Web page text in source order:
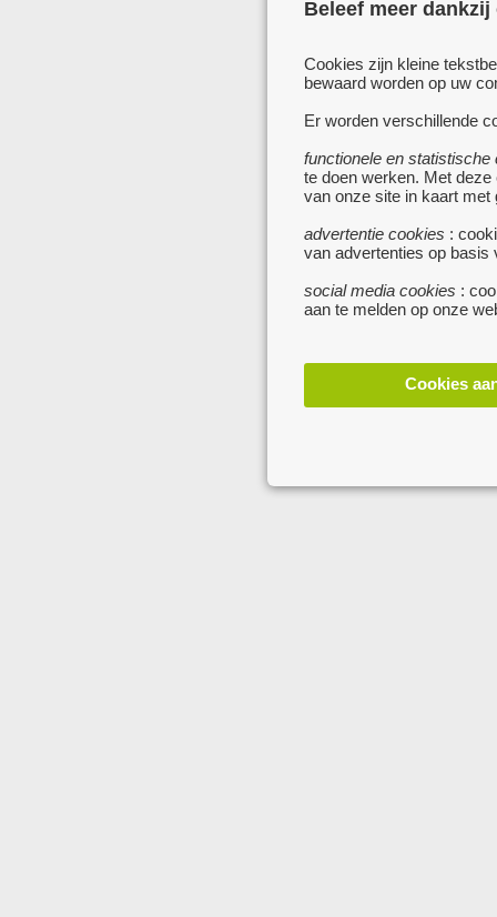
Beleef meer
Cookies zijn kleine
bewaard worden op uw
Er worden verschillende
functionele en statistische
te doen werken. Met
van onze site in kaart met
advertentie cookies :
van advertenties op basis
social media cookies :
aan te melden op onze
Cookies